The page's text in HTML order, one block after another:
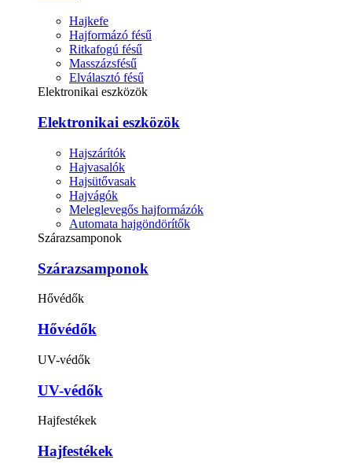
Hajkefe
Hajformázó fésű
Ritkafogú fésű
Masszázsfésű
Elválasztó fésű
Elektronikai eszközök
Elektronikai eszközök
Hajszárítók
Hajvasalók
Hajsütővasak
Hajvágók
Meleglevegős hajformázók
Automata hajgöndörítők
Szárazsamponok
Szárazsamponok
Hővédők
Hővédők
UV-védők
UV-védők
Hajfestékek
Hajfestékek